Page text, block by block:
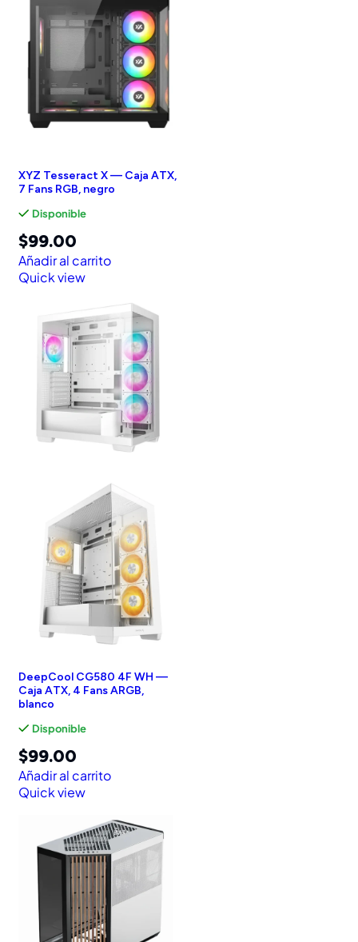
XYZ Tesseract X — Caja ATX,
7 Fans RGB, negro
Disponible
$99.00
Añadir al carrito
Quick view
DeepCool CG580 4F WH —
Caja ATX, 4 Fans ARGB,
blanco
Disponible
$99.00
Añadir al carrito
Quick view